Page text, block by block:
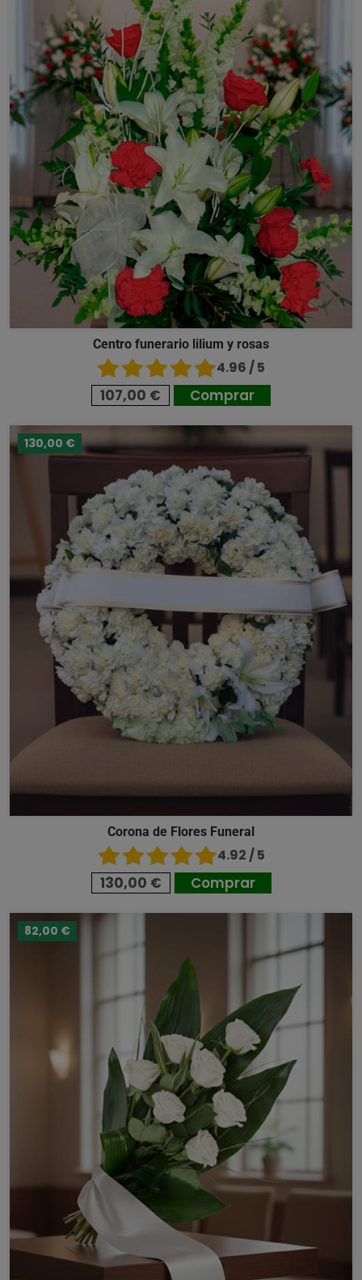
Centro funerario lilium y rosas
4.96 / 5
107,00 € Comprar
130,00 €
Corona de Flores Funeral
4.92 / 5
130,00 € Comprar
82,00 €